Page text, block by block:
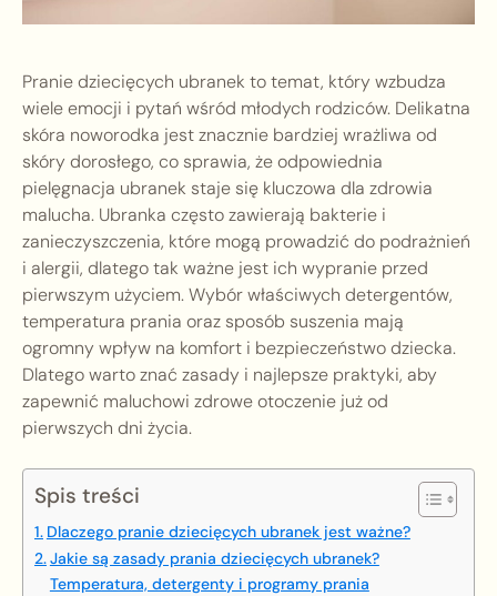
Pranie dziecięcych ubranek to temat, który wzbudza
wiele emocji i pytań wśród młodych rodziców. Delikatna
skóra noworodka jest znacznie bardziej wrażliwa od
skóry dorosłego, co sprawia, że odpowiednia
pielęgnacja ubranek staje się kluczowa dla zdrowia
malucha. Ubranka często zawierają bakterie i
zanieczyszczenia, które mogą prowadzić do podrażnień
i alergii, dlatego tak ważne jest ich wypranie przed
pierwszym użyciem. Wybór właściwych detergentów,
temperatura prania oraz sposób suszenia mają
ogromny wpływ na komfort i bezpieczeństwo dziecka.
Dlatego warto znać zasady i najlepsze praktyki, aby
zapewnić maluchowi zdrowe otoczenie już od
pierwszych dni życia.
Spis treści
Dlaczego pranie dziecięcych ubranek jest ważne?
Jakie są zasady prania dziecięcych ubranek?
Temperatura, detergenty i programy prania